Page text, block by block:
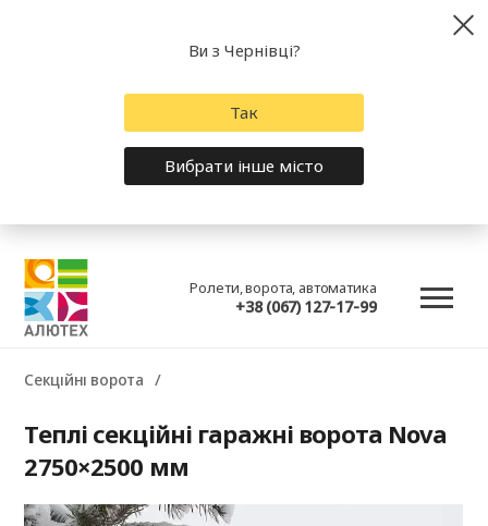
Ролети, ворота, автоматика
+38 (067) 127-17-99
Секційні ворота
Теплі секційні гаражні ворота Nova
2750×2500 мм
Ви з Чернівці?
Так
Вибрати інше місто